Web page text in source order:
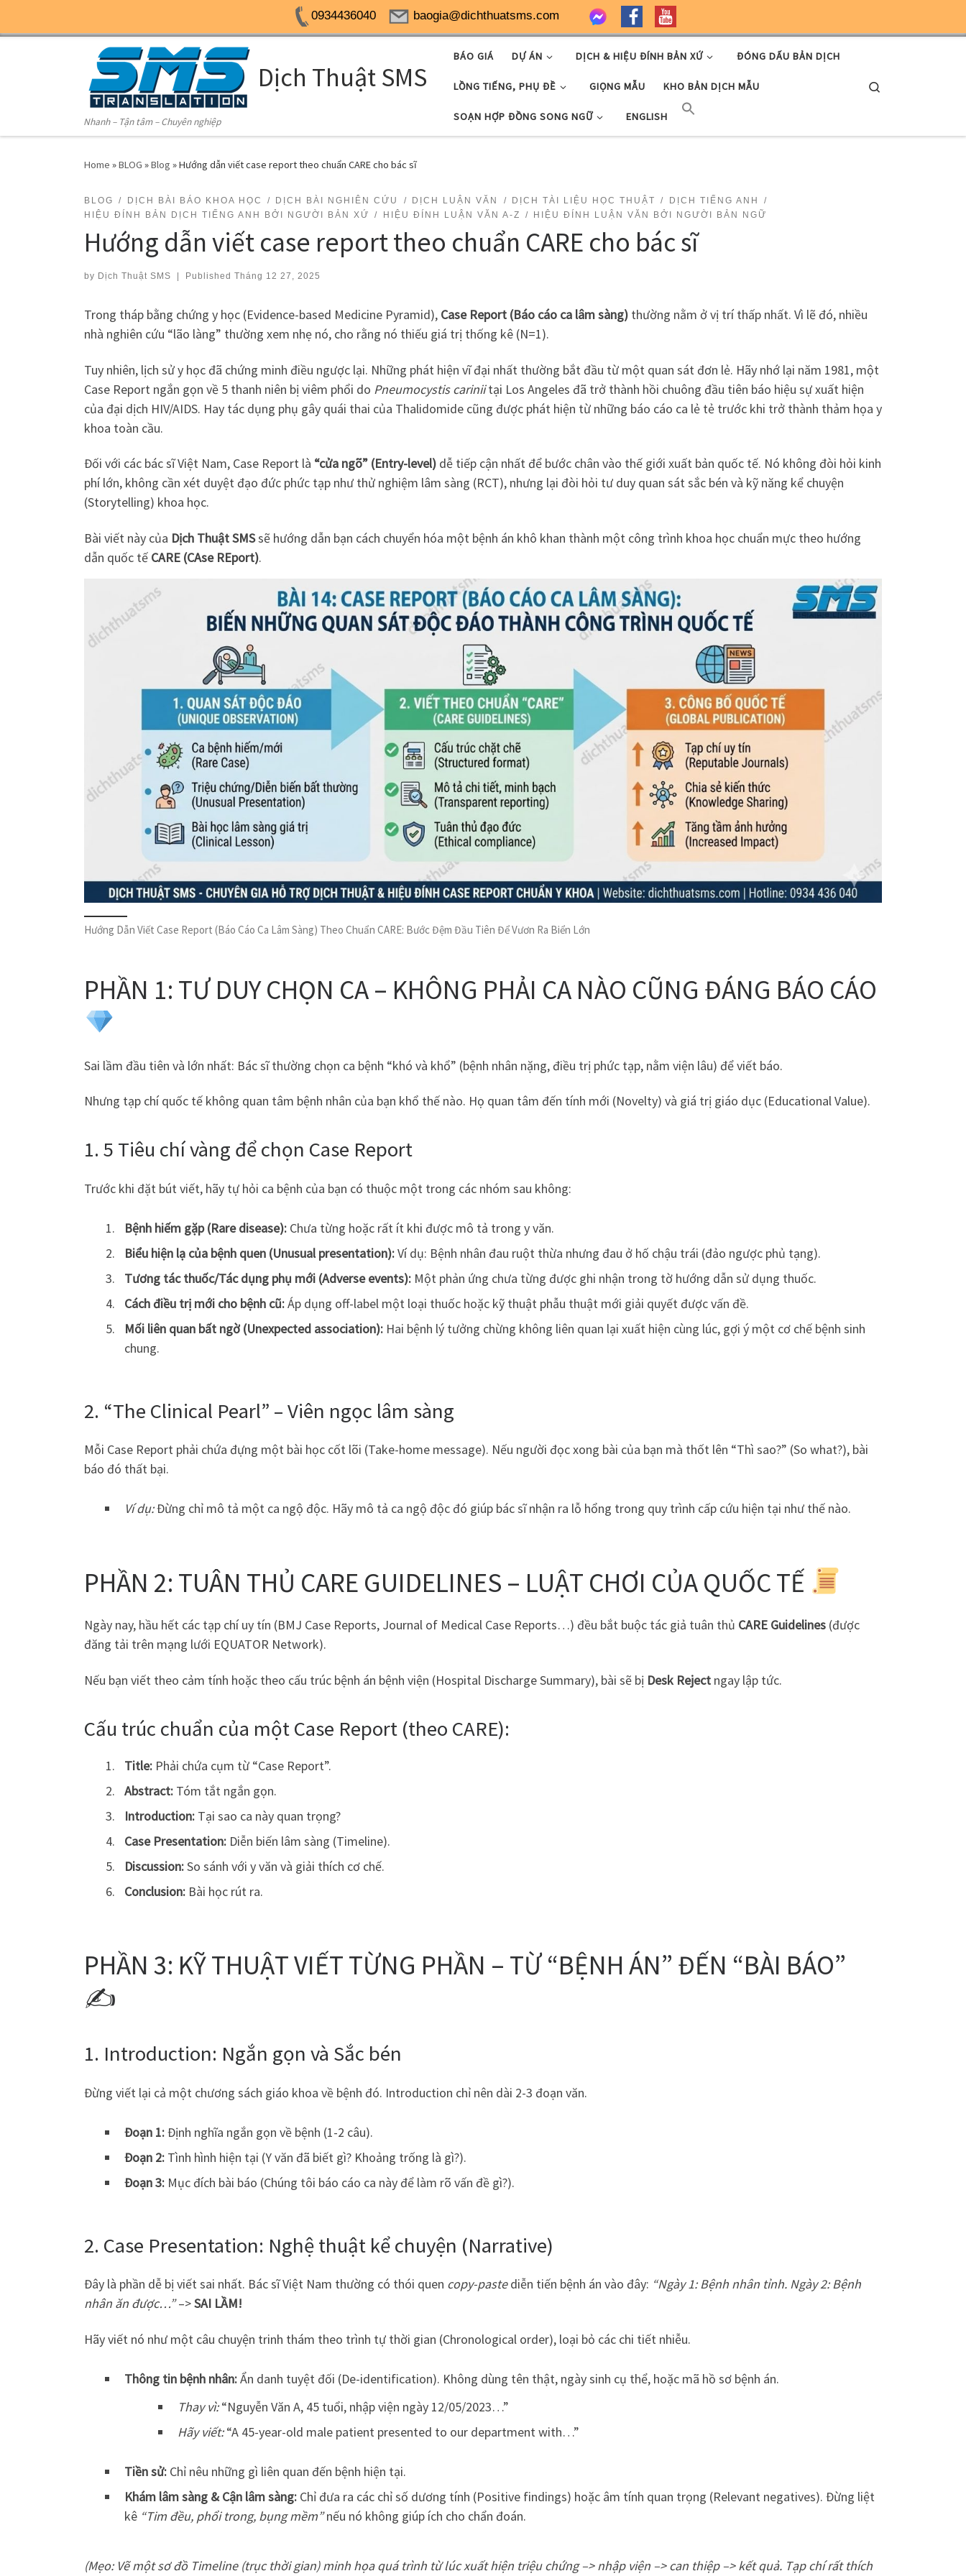
0934436040 baogia@dichthuatsms.com
Dịch Thuật SMS
Nhanh – Tận tâm – Chuyên nghiệp
BÁO GIÁ DỰ ÁN DỊCH & HIỆU ĐÍNH BẢN XỨ ĐÓNG DẤU BẢN DỊCH
LỒNG TIẾNG, PHỤ ĐỀ GIỌNG MẪU KHO BẢN DỊCH MẪU
SOẠN HỢP ĐỒNG SONG NGỮ ENGLISH
Home »BLOG »Blog »Hướng dẫn viết case report theo chuẩn CARE cho bác sĩ
BLOG DỊCH BÀI BÁO KHOA HỌC DỊCH BÀI NGHIÊN CỨU DỊCH LUẬN VĂN DỊCH TÀI LIỆU HỌC THUẬT
DỊCH TIẾNG ANH
HIỆU ĐÍNH BẢN DỊCH TIẾNG ANH BỞI NGƯỜI BẢN XỨ
HIỆU ĐÍNH LUẬN VĂN A-Z HIỆU ĐÍNH LUẬN VĂN BỞI NGƯỜI BẢN NGỮ
Hướng dẫn viết case report theo chuẩn CARE cho bác sĩ
by Dịch Thuật SMS Published Tháng 12 27, 2025
Trong tháp bằng chứng y học (Evidence-based Medicine Pyramid), Case Report (Báo cáo ca lâm sàng) thường nằm ở vị trí thấp nhất. Vì lẽ đó, nhiều
nhà nghiên cứu “lão làng” thường xem nhẹ nó, cho rằng nó thiếu giá trị thống kê (N=1).
Tuy nhiên, lịch sử y học đã chứng minh điều ngược lại. Những phát hiện vĩ đại nhất thường bắt đầu từ một quan sát đơn lẻ. Hãy nhớ lại năm 1981, một
Case Report ngắn gọn về 5 thanh niên bị viêm phổi do Pneumocystis cariniitại Los Angeles đã trở thành hồi chuông đầu tiên báo hiệu sự xuất hiện
của đại dịch HIV/AIDS. Hay tác dụng phụ gây quái thai của Thalidomide cũng được phát hiện từ những báo cáo ca lẻ tẻ trước khi trở thành thảm họa y
khoa toàn cầu.
Đối với các bác sĩ Việt Nam, Case Report là “cửa ngõ” (Entry-level) dễ tiếp cận nhất để bước chân vào thế giới xuất bản quốc tế. Nó không đòi hỏi kinh
phí lớn, không cần xét duyệt đạo đức phức tạp như thử nghiệm lâm sàng (RCT), nhưng lại đòi hỏi tư duy quan sát sắc bén và kỹ năng kể chuyện
(Storytelling) khoa học.
Bài viết này của Dịch Thuật SMSsẽ hướng dẫn bạn cách chuyển hóa một bệnh án khô khan thành một công trình khoa học chuẩn mực theo hướng
dẫn quốc tế CARE (CAse REport).
Hướng Dẫn Viết Case Report (Báo Cáo Ca Lâm Sàng) Theo Chuẩn CARE: Bước Đệm Đầu Tiên Để Vươn Ra Biển Lớn
PHẦN 1: TƯ DUY CHỌN CA – KHÔNG PHẢI CA NÀO CŨNG ĐÁNG BÁO CÁO
Sai lầm đầu tiên và lớn nhất: Bác sĩ thường chọn ca bệnh “khó và khổ” (bệnh nhân nặng, điều trị phức tạp, nằm viện lâu) để viết báo.
Nhưng tạp chí quốc tế không quan tâm bệnh nhân của bạn khổ thế nào. Họ quan tâm đến tính mới (Novelty) và giá trị giáo dục (Educational Value).
1. 5 Tiêu chí vàng để chọn Case Report
Trước khi đặt bút viết, hãy tự hỏi ca bệnh của bạn có thuộc một trong các nhóm sau không:
Bệnh hiếm gặp (Rare disease): Chưa từng hoặc rất ít khi được mô tả trong y văn.
Biểu hiện lạ của bệnh quen (Unusual presentation):Ví dụ: Bệnh nhân đau ruột thừa nhưng đau ở hố chậu trái (đảo ngược phủ tạng).
Tương tác thuốc/Tác dụng phụ mới (Adverse events): Một phản ứng chưa từng được ghi nhận trong tờ hướng dẫn sử dụng thuốc.
Cách điều trị mới cho bệnh cũ:Áp dụng off-label một loại thuốc hoặc kỹ thuật phẫu thuật mới giải quyết được vấn đề.
Mối liên quan bất ngờ (Unexpected association): Hai bệnh lý tưởng chừng không liên quan lại xuất hiện cùng lúc, gợi ý một cơ chế bệnh sinh
chung.
2. “The Clinical Pearl” – Viên ngọc lâm sàng
Mỗi Case Report phải chứa đựng một bài học cốt lõi (Take-home message). Nếu người đọc xong bài của bạn mà thốt lên “Thì sao?” (So what?), bài
báo đó thất bại.
Ví dụ:Đừng chỉ mô tả một ca ngộ độc. Hãy mô tả ca ngộ độc đó giúp bác sĩ nhận ra lỗ hổng trong quy trình cấp cứu hiện tại như thế nào.
PHẦN 2: TUÂN THỦ CARE GUIDELINES – LUẬT CHƠI CỦA QUỐC TẾ
Ngày nay, hầu hết các tạp chí uy tín (BMJ Case Reports, Journal of Medical Case Reports…) đều bắt buộc tác giả tuân thủ CARE Guidelines (được
đăng tải trên mạng lưới EQUATOR Network).
Nếu bạn viết theo cảm tính hoặc theo cấu trúc bệnh án bệnh viện (Hospital Discharge Summary), bài sẽ bị Desk Reject ngay lập tức.
Cấu trúc chuẩn của một Case Report (theo CARE):
Title: Phải chứa cụm từ “Case Report”.
Abstract: Tóm tắt ngắn gọn.
Introduction: Tại sao ca này quan trọng?
Case Presentation: Diễn biến lâm sàng (Timeline).
Discussion:So sánh với y văn và giải thích cơ chế.
Conclusion: Bài học rút ra.
PHẦN 3: KỸ THUẬT VIẾT TỪNG PHẦN – TỪ “BỆNH ÁN” ĐẾN “BÀI BÁO”
✍️
1. Introduction: Ngắn gọn và Sắc bén
Đừng viết lại cả một chương sách giáo khoa về bệnh đó. Introduction chỉ nên dài 2-3 đoạn văn.
Đoạn 1:Định nghĩa ngắn gọn về bệnh (1-2 câu).
Đoạn 2: Tình hình hiện tại (Y văn đã biết gì? Khoảng trống là gì?).
Đoạn 3: Mục đích bài báo (Chúng tôi báo cáo ca này để làm rõ vấn đề gì?).
2. Case Presentation: Nghệ thuật kể chuyện (Narrative)
Đây là phần dễ bị viết sai nhất. Bác sĩ Việt Nam thường có thói quen copy-pastediễn tiến bệnh án vào đây: “Ngày 1: Bệnh nhân tỉnh. Ngày 2: Bệnh
nhân ăn được…”–>SAI LẦM!
Hãy viết nó như một câu chuyện trinh thám theo trình tự thời gian (Chronological order), loại bỏ các chi tiết nhiễu.
Thông tin bệnh nhân:Ẩn danh tuyệt đối (De-identification). Không dùng tên thật, ngày sinh cụ thể, hoặc mã hồ sơ bệnh án.
Thay vì:“Nguyễn Văn A, 45 tuổi, nhập viện ngày 12/05/2023…”
Hãy viết:“A 45-year-old male patient presented to our department with…”
Tiền sử: Chỉ nêu những gì liên quan đến bệnh hiện tại.
Khám lâm sàng & Cận lâm sàng: Chỉ đưa ra các chỉ số dương tính (Positive findings) hoặc âm tính quan trọng (Relevant negatives). Đừng liệt
kê “Tim đều, phổi trong, bụng mềm”nếu nó không giúp ích cho chẩn đoán.
(Mẹo: Vẽ một sơ đồ Timeline (trục thời gian) minh họa quá trình từ lúc xuất hiện triệu chứng–>nhập viện –>can thiệp–>kết quả. Tạp chí rất thích